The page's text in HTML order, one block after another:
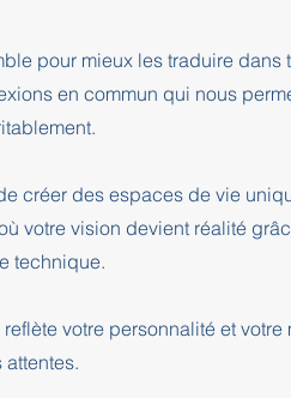
pour mieux les traduire dans
en commun qui nous
créer des espaces de vie
votre vision devient réalité
technique.
votre personnalité et votre